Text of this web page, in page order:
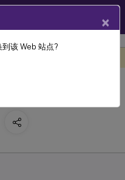
Agent 2303
×
该 Web 站点?